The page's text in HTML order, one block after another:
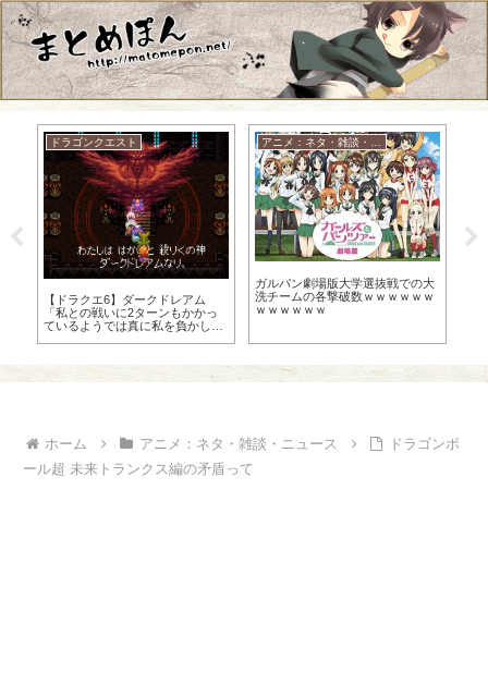
ドラゴンクエスト
【ドラクエ6】ダークドレアム
「私との戦いに2ターンもかかっ
ているようでは真に私を負かした
アニメ：ネタ・雑談・ニュース
ガルパン劇場版大学選抜戦での大
洗チームの各撃破数ｗｗｗｗｗｗ
ｗｗｗｗｗｗ
ホーム アニメ：ネタ・雑談・ニュース
ドラゴンボ
ール超 未来トランクス編の矛盾って